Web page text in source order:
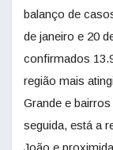
balanço de
de janeiro e 20
confirmados
região mais
Grande e
seguida, está a
João e